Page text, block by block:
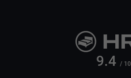
9.4 / 10